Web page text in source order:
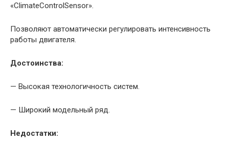
«ClimateControlSensor».
Позволяют автоматически регулировать интенсивность
работы двигателя.
Достоинства:
— Высокая технологичность систем.
— Широкий модельный ряд.
Недостатки: